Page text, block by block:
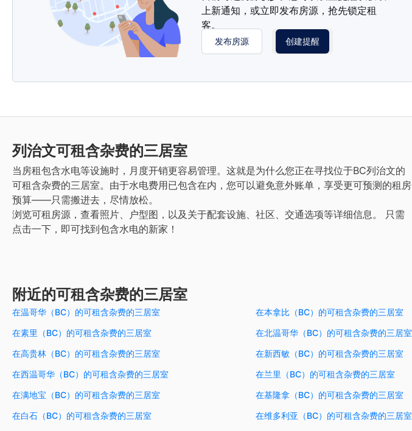
上新通知，或立即发布房源，抢先锁定租
客。
发布房源 创建提醒
列治文可租含杂费的三居室
当房租包含水电等设施时，月度开销更容易管理。这就是为什么您正在寻找位于BC列治文的
可租含杂费的三居室。由于水电费用已包含在内，您可以避免意外账单，享受更可预测的租房
预算——只需搬进去，尽情放松。
浏览可租房源，查看照片、户型图，以及关于配套设施、社区、交通选项等详细信息。
只需
点击一下，即可找到包含水电的新家！
附近的可租含杂费的三居室
在温哥华（BC）的可租含杂费的三居室
在本拿比（BC）的可租含杂费的三居室
在素里（BC）的可租含杂费的三居室
在北温哥华（BC）的可租含杂费的三居室
在高贵林（BC）的可租含杂费的三居室
在新西敏（BC）的可租含杂费的三居室
在西温哥华（BC）的可租含杂费的三居室
在兰里（BC）的可租含杂费的三居室
在满地宝（BC）的可租含杂费的三居室
在基隆拿（BC）的可租含杂费的三居室
在白石（BC）的可租含杂费的三居室
在维多利亚（BC）的可租含杂费的三居室